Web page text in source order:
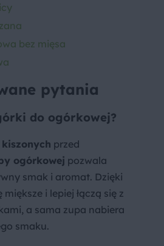
bez mięsa
pytania
do ogórkowej?
przed
ogórkowej pozwala
smak i aromat. Dzięki
i lepiej łączą się z
a sama zupa nabiera
smaku.